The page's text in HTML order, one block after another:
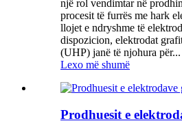
një rol vendimtar në
procesit të furrës me hark
llojet e ndryshme të
dispozicion, elektrodat
(UHP) janë të njohura për...
Lexo më shumë
Prodhuesit e